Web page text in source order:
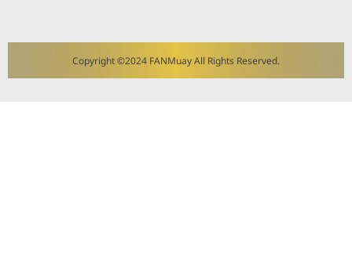
Copyright ©2024 FANMuay All Rights Reserved.